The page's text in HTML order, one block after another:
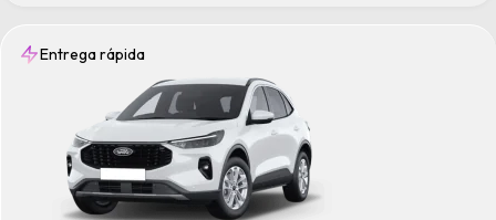
Entrega rápida